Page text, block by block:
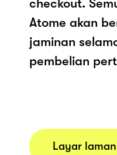
checkout.
Atome akan
jaminan
pembelian
Layar